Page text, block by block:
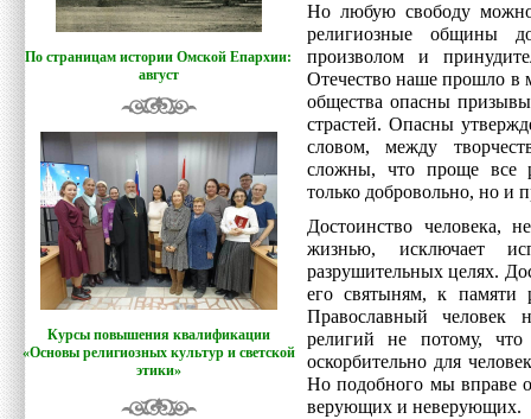
По страницам истории Омской Епархии:
август
Курсы повышения квалификации
«Основы религиозных культур и светской
этики»
Но любую свободу
религиозные общины
произволом и
Отечество наше прошло
общества опасны
страстей. Опасны
словом, между
сложны, что проще все
только добровольно, но и
Достоинство человека,
жизнью, исключает
разрушительных целях.
его святыням, к памяти
Православный человек
религий не потому,
оскорбительно для
Но подобного мы вправе
верующих и неверующих.